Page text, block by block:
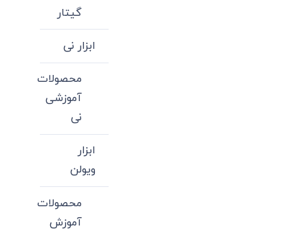
گیتار
ابزار نی
محصولات
آموزشی
نی
ابزار
ویولن
محصولات
آموزش